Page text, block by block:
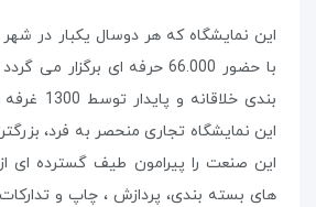
این نمایشگاه که هر دوسال یکبار در
با حضور 66.000 حرفه ای برگزار
بندی
این نمایشگاه تجاری منحصر به فرد،
این صنعت را پیرامون طیف گسترده ای
های بسته بندی، پردازش ، چاپ و